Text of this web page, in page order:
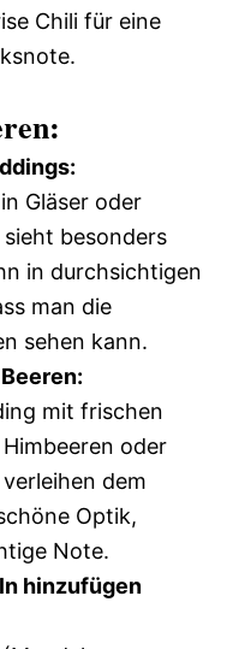
Chili für eine
Gläser oder
besonders
in durchsichtigen
man die
sehen kann.
mit frischen
oder
dem
Optik,
Note.
hinzufügen